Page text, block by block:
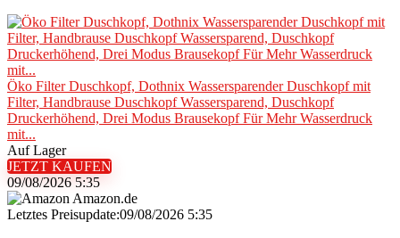
Öko Filter Duschkopf, Dothnix Wassersparender Duschkopf mit
Filter, Handbrause Duschkopf Wassersparend, Duschkopf
Druckerhöhend, Drei Modus Brausekopf Für Mehr Wasserdruck
mit...
Auf Lager
JETZT KAUFEN
09/08/2026 5:35
Amazon.de
Letztes Preisupdate:09/08/2026 5:35